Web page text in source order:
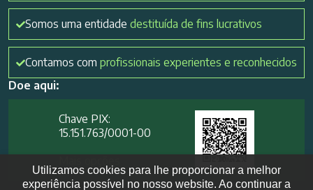
Somos uma entidade destituída de fins lucrativos
Contamos com profissionais experientes e reconhecidos
Doe aqui:
Chave PIX:
15.151.763/0001-00​
Utilizamos cookies para lhe proporcionar a melhor
experiência possível no nosso website. Ao continuar a